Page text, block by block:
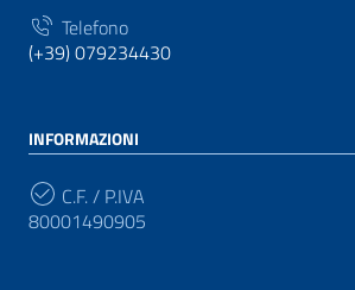
Telefono
(+39) 079234430
INFORMAZIONI
C.F. / P.IVA
80001490905